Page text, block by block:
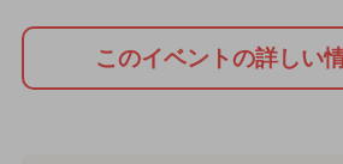
このイベントの詳しい